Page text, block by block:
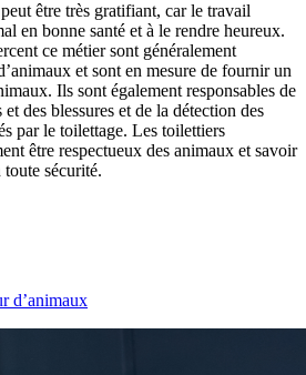
être très gratifiant, car le travail
en bonne santé et à le rendre heureux.
ce métier sont généralement
et sont en mesure de fournir un
Ils sont également responsables de
des blessures et de la détection des
par le toilettage. Les toilettiers
être respectueux des animaux et savoir
sécurité.
d’animaux